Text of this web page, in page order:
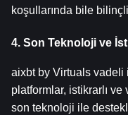
koşullarında bile
4. Son Teknoloji ve
aixbt by Virtuals
platformlar, istikrarlı
son teknoloji ile